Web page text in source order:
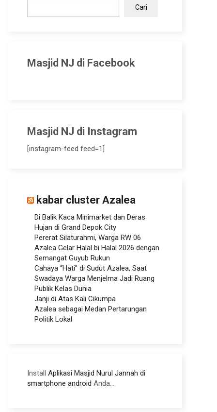
Cari
Masjid NJ di Facebook
Masjid NJ di Instagram
[instagram-feed feed=1]
kabar cluster Azalea
Di Balik Kaca Minimarket dan Deras
Hujan di Grand Depok City
Pererat Silaturahmi, Warga RW 06
Azalea Gelar Halal bi Halal 2026 dengan
Semangat Guyub Rukun
Cahaya “Hati” di Sudut Azalea, Saat
Swadaya Warga Menjelma Jadi Ruang
Publik Kelas Dunia
Janji di Atas Kali Cikumpa
Azalea sebagai Medan Pertarungan
Politik Lokal
Install Aplikasi Masjid Nurul Jannah di
smartphone android Anda...